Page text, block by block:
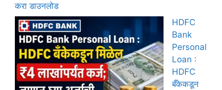
करा डाउनलोड
HDFC
Bank
Personal
Loan :
HDFC
बँकेकडून